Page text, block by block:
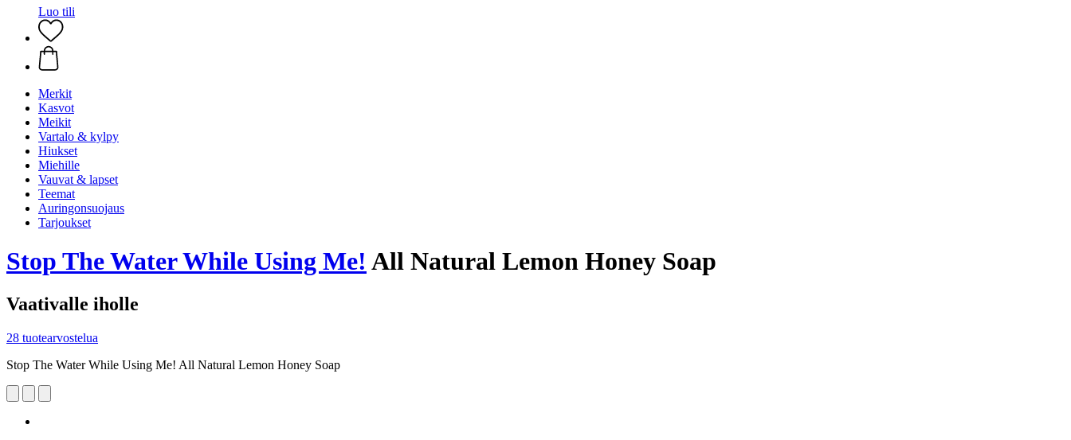
Luo tili
Merkit
Kasvot
Meikit
Vartalo & kylpy
Hiukset
Miehille
Vauvat & lapset
Teemat
Auringonsuojaus
Tarjoukset
Stop The Water While Using Me! All Natural Lemon Honey Soap
Vaativalle iholle
28 tuotearvostelua
Stop The Water While Using Me! All Natural Lemon Honey Soap